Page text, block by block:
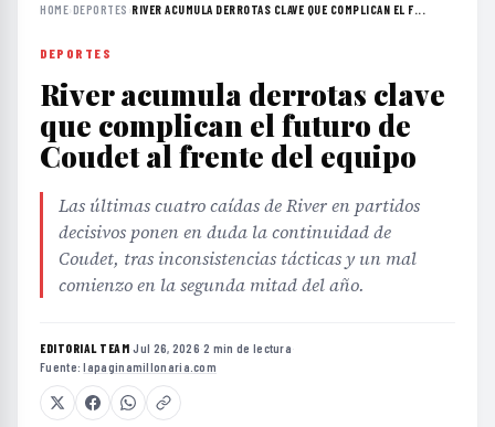
HOME›DEPORTES ›RIVER ACUMULA DERROTAS CLAVE QUE COMPLICAN EL F...
DEPORTES
River acumula derrotas clave
que complican el futuro de
Coudet al frente del equipo
Las últimas cuatro caídas de River en partidos
decisivos ponen en duda la continuidad de
Coudet, tras inconsistencias tácticas y un mal
comienzo en la segunda mitad del año.
EDITORIAL TEAM·Jul 26, 2026·2 min de lectura·
Fuente:lapaginamillonaria.com